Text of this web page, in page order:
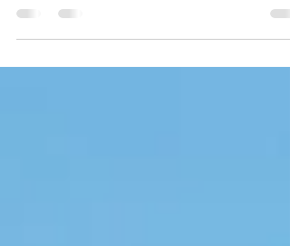
Um eclipse solar anular poderá ser visto em boa parte